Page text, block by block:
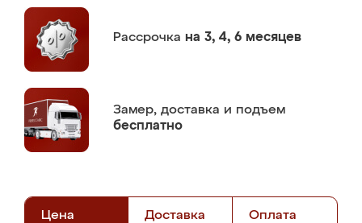
Рассрочка на 3, 4, 6 месяцев
Замер, доставка и подъем
бесплатно
Цена Доставка Оплата